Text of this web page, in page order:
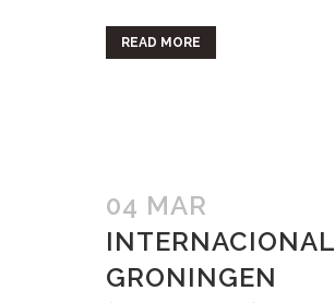
READ MORE
04 MAR
INTERNACIONAL
GRONINGEN